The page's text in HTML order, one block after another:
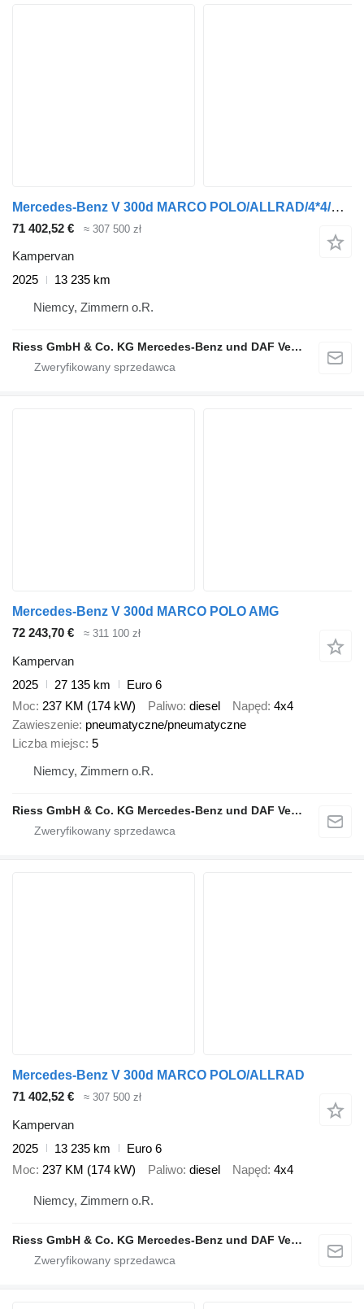
Mercedes-Benz V 300d MARCO POLO/ALLRAD/4*4/AIRMATIC/MBUX/DISTR
71 402,52 € ≈ 307 500 zł
Kampervan
2025
13 235 km
Niemcy, Zimmern o.R.
Riess GmbH & Co. KG Mercedes-Benz und DAF Vertragspartner
Mercedes-Benz V 300d MARCO POLO AMG
72 243,70 €
≈ 311 100 zł
Kampervan
2025
27 135 km
Euro 6
Moc 237 KM (174 kW) Paliwo diesel Napęd 4x4
Zawieszenie pneumatyczne/pneumatyczne
Liczba miejsc 5
Niemcy, Zimmern o.R.
Riess GmbH & Co. KG Mercedes-Benz und DAF Vertragspartner
Mercedes-Benz V 300d MARCO POLO/ALLRAD
71 402,52 €
≈ 307 500 zł
Kampervan
2025
13 235 km
Euro 6
Moc 237 KM (174 kW) Paliwo diesel Napęd 4x4
Niemcy, Zimmern o.R.
Riess GmbH & Co. KG Mercedes-Benz und DAF Vertragspartner